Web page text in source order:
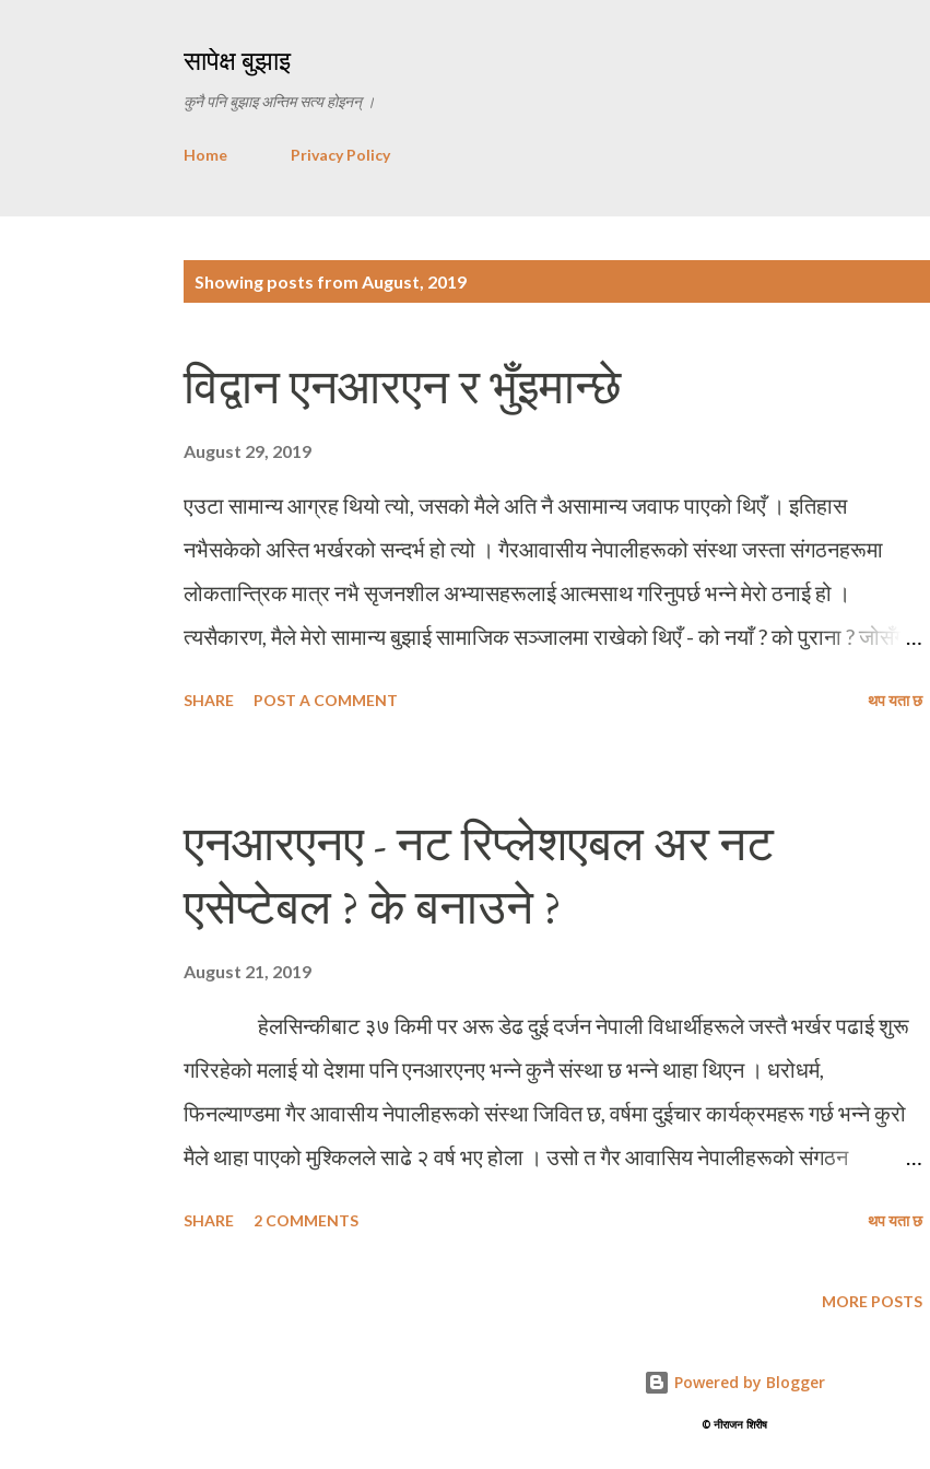
सापेक्ष बुझाइ
कुनै पनि बुझाइ अन्तिम सत्य होइनन् ।
Home Privacy Policy
Showing posts from August, 2019
विद्वान एनआरएन र भुँइमान्छे
August 29, 2019
एउटा सामान्य आग्रह थियो त्यो, जसको मैले अति नै असामान्य जवाफ पाएको थिएँ । इतिहास
नभैसकेको अस्ति भर्खरको सन्दर्भ हो त्यो । गैरआवासीय नेपालीहरूको संस्था जस्ता संगठनहरूमा
लोकतान्त्रिक मात्र नभै सृजनशील अभ्यासहरूलाई आत्मसाथ गरिनुपर्छ भन्ने मेरो ठनाई हो ।
त्यसैकारण, मैले मेरो सामान्य बुझाई सामाजिक सञ्जालमा राखेको थिएँ - को नयाँ ? को पुराना ? जोसँग
अप्ठ्यारो लाग्दैन । तर म भुँइमान्छेको भुँइप्रश्नको जवाफ एक जिम्मेवार ब्यक्तिले गैरजिम्मेवार तरिकाले
दिएको भान भएपछि, मैले यो ब्लग लेख्दैछु । मेरो नेपाली भाषाको सम्प्रेषणमा मित्रको अंग्रेजी भाषामा
जवाफ पाएपछि, अंग्रेजी साहित्यमा आफू अध्ययनरत क्याम्पसको सर्वोत्कृष्ट नतिजासहित स्नातक
SHARE POST A COMMENT थप यता छ
एनआरएनए - नट रिप्लेशएबल अर नट
एसेप्टेबल ? के बनाउने ?
August 21, 2019
हेलसिन्कीबाट ३७ किमी पर अरू डेढ दुई दर्जन नेपाली विधार्थीहरूले जस्तै भर्खर पढाई शुरू
गरिरहेको मलाई यो देशमा पनि एनआरएनए भन्ने कुनै संस्था छ भन्ने थाहा थिएन । धरोधर्म,
फिनल्याण्डमा गैर आवासीय नेपालीहरूको संस्था जिवित छ, वर्षमा दुईचार कार्यक्रमहरू गर्छ भन्ने कुरो
मैले थाहा पाएको मुश्किलले साढे २ वर्ष भए होला । उसो त गैर आवासिय नेपालीहरूको संगठन
एनआरएनएको विश्वभरका राष्ट्रिय संघमा आबद्द सदस्यहरूको केन्द्रिय तथ्याङ्क भण्डारमा खोजी गर्दा
फिनल्याण्डबाट मात्र ८३ जना यस संस्थामा आबद्द भएको पाएँ । परन्तु, करिब २ हजार ५ स...
SHARE 2 COMMENTS थप यता छ
MORE POSTS
Powered by Blogger
©️ नीराजन शिरीष